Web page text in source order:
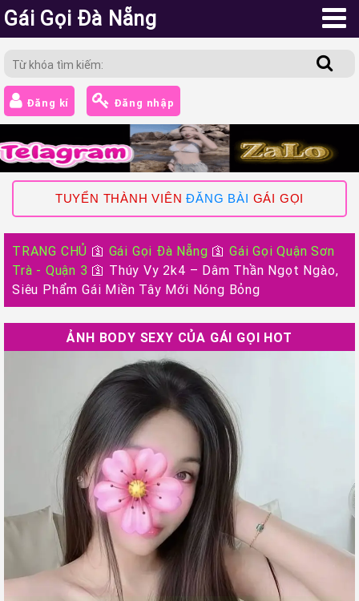
Gái Gọi Đà Nẵng
Đăng kí Đăng nhập
TUYỂN THÀNH VIÊNĐĂNG BÀI GÁI GỌI
TRANG CHỦ 🛐 Gái Gọi Đà Nẵng 🛐Gái Gọi Quận Sơn
Trà - Quận 3 🛐 Thúy Vy 2k4 – Dâm Thần Ngọt Ngào,
Siêu Phẩm Gái Miền Tây Mới Nóng Bỏng
ẢNH BODY SEXY CỦA GÁI GỌI HOT